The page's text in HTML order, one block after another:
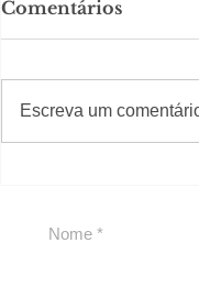
Comentários
Escreva um
#Sugestões